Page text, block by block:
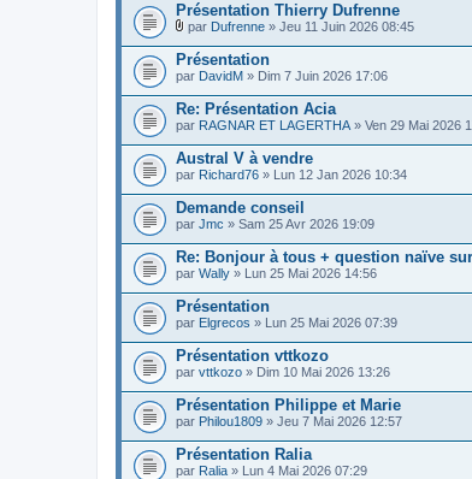
Présentation Thierry Dufrenne
F
i
c
h
i
e
r
s
)
j
o
i
n
t
(
s
par Dufrenne » Jeu 11 Juin 2026 08:45
Présentation
par DavidM » Dim 7 Juin 2026 17:06
Re: Présentation Acia
par RAGNAR ET LAGERTHA » Ven 29 Mai 2026
Austral V à vendre
par Richard76 » Lun 12 Jan 2026 10:34
Demande conseil
par Jmc » Sam 25 Avr 2026 19:09
Re: Bonjour à tous + question naïve
par Wally » Lun 25 Mai 2026 14:56
Présentation
par Elgrecos » Lun 25 Mai 2026 07:39
Présentation vttkozo
par vttkozo » Dim 10 Mai 2026 13:26
Présentation Philippe et Marie
par Philou1809 » Jeu 7 Mai 2026 12:57
Présentation Ralia
par Ralia » Lun 4 Mai 2026 07:29